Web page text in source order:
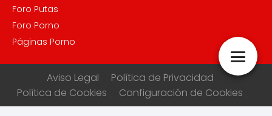
Foro Putas
Foro Porno
Páginas Porno
Aviso Legal
Política de Privacidad
Política de Cookies
Configuración de Cookies